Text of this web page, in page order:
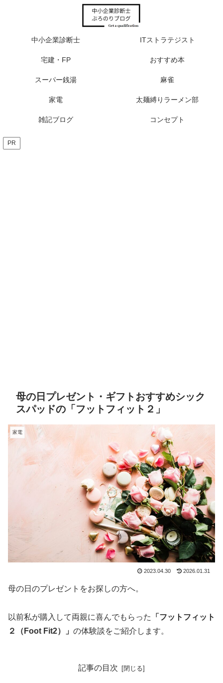
中小企業診断士 ITストラテジスト
宅建・FP おすすめ本
スーパー銭湯 麻雀
家電 太麺縛りラーメン部
雑記ブログ コンセプト
PR
母の日プレゼント・ギフトおすすめシック
スパッドの「フットフィット２」
家電
2023.04.30 2026.01.31
母の日のプレゼントをお探しの方へ。
以前私が購入して両親に喜んでもらった
「フットフィット
２（Foot Fit2）」 の体験談をご紹介します。
記事の目次